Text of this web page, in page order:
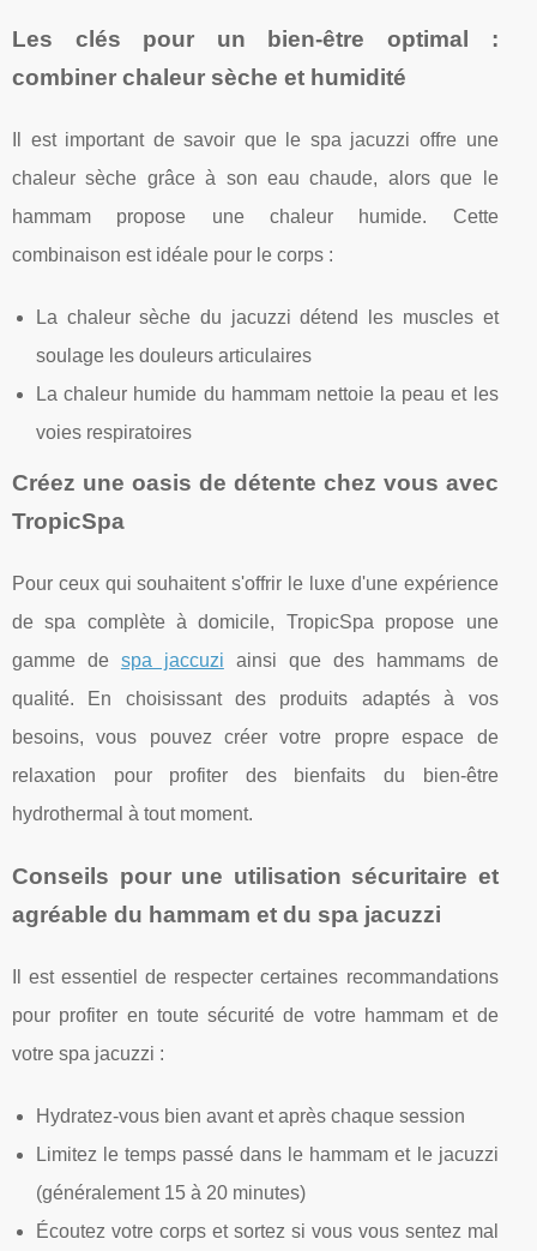
Les clés pour un bien-être optimal :
combiner chaleur sèche et humidité
Il est important de savoir que le spa jacuzzi offre une
chaleur sèche grâce à son eau chaude, alors que le
hammam propose une chaleur humide. Cette
combinaison est idéale pour le corps :
La chaleur sèche du jacuzzi détend les muscles et
soulage les douleurs articulaires
La chaleur humide du hammam nettoie la peau et les
voies respiratoires
Créez une oasis de détente chez vous avec
TropicSpa
Pour ceux qui souhaitent s'offrir le luxe d'une expérience
de spa complète à domicile, TropicSpa propose une
gamme de spa jaccuzi ainsi que des hammams de
qualité. En choisissant des produits adaptés à vos
besoins, vous pouvez créer votre propre espace de
relaxation pour profiter des bienfaits du bien-être
hydrothermal à tout moment.
Conseils pour une utilisation sécuritaire et
agréable du hammam et du spa jacuzzi
Il est essentiel de respecter certaines recommandations
pour profiter en toute sécurité de votre hammam et de
votre spa jacuzzi :
Hydratez-vous bien avant et après chaque session
Limitez le temps passé dans le hammam et le jacuzzi
(généralement 15 à 20 minutes)
Écoutez votre corps et sortez si vous vous sentez mal